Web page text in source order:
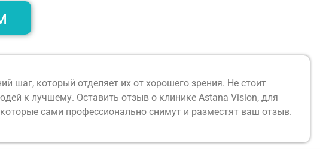
который отделяет их от хорошего зрения. Не стоит
к лучшему. Оставить отзыв о клинике Astana Vision, для
сами профессионально снимут и разместят ваш отзыв.